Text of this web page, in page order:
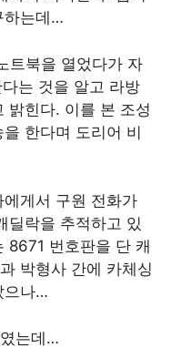
하는데…
트북을 열었다가 자
는 것을 알고 라방
밝힌다. 이를 본 조성
한다며 도리어 비
게서 구원 전화가
딜락을 추적하고 있
8671 번호판을 단 캐
박형사 간에 카체싱
으나…
는데…